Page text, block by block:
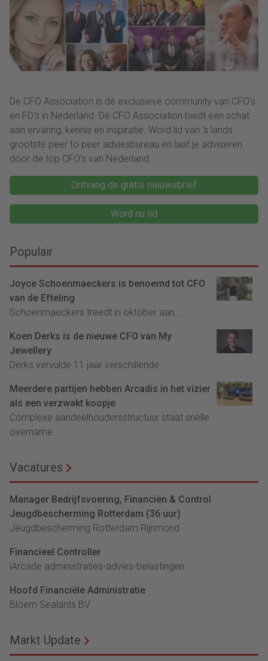
zichtbaar.”
als mensen begrijpen
waarom keuzes nodig
zijn.”
De CFO Association is dé exclusieve community van CFO's
en FD's in Nederland. De CFO Association biedt een schat
aan ervaring, kennis en inspiratie. Word lid van ‘s lands
grootste peer to peer adviesbureau en laat je adviseren
door de top CFO's van Nederland.
Ontvang de gratis nieuwsbrief
Word nu lid
Populair
Joyce Schoenmaeckers is benoemd tot CFO
van de Efteling
Schoenmaeckers treedt in oktober aan....
Koen Derks is de nieuwe CFO van My
Jewellery
Derks vervulde 11 jaar verschillende...
Meerdere partijen hebben Arcadis in het vizier
als een verzwakt koopje
Complexe aandeelhoudersstructuur staat snelle
overname...
Vacatures
Manager Bedrijfsvoering, Financiën & Control
Jeugdbescherming Rotterdam (36 uur)
Jeugdbescherming Rotterdam Rijnmond
Financieel Controller
lArcade administraties-advies-belastingen
Hoofd Financiële Administratie
Bloem Sealants BV
Markt Update